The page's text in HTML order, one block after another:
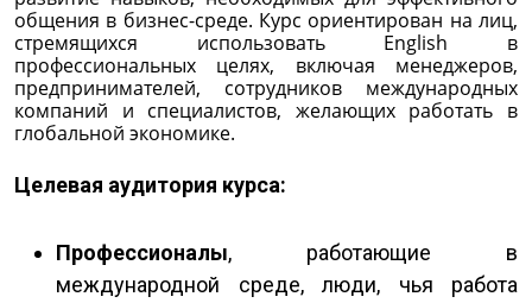
общения в бизнес-среде. Курс ориентирован на лиц,
стремящихся использовать English в
профессиональных целях, включая менеджеров,
предпринимателей, сотрудников международных
компаний и специалистов, желающих работать в
глобальной экономике.
Целевая аудитория курса:
Профессионалы, работающие в
международной среде, люди, чья работа